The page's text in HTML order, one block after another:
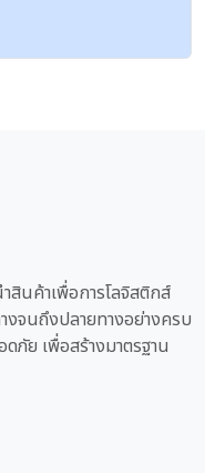
สินค้าเพื่อการโลจิสติกส์
จนถึงปลายทางอย่างครบ
ภัย เพื่อสร้างมาตรฐาน